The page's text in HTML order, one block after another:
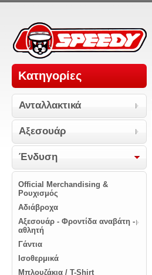
Κατηγορίες
Ανταλλακτικά
Αξεσουάρ
Ένδυση
Official Merchandising &
Ρουχισμός
Αδιάβροχα
Αξεσουάρ - Φροντίδα αναβάτη -
αθλητή
Γάντια
Ισοθερμικά
Μπλουζάκια / T-Shirt